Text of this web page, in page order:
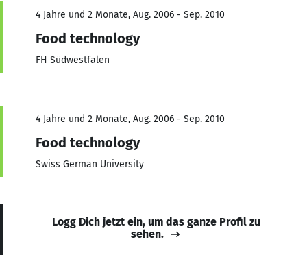
4 Jahre und 2 Monate, Aug. 2006 - Sep. 2010
Food technology
FH Südwestfalen
4 Jahre und 2 Monate, Aug. 2006 - Sep. 2010
Food technology
Swiss German University
Logg Dich jetzt ein, um das ganze Profil zu
sehen.